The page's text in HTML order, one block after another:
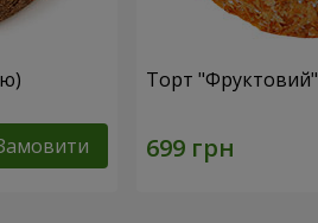
Торт "Фруктовий"